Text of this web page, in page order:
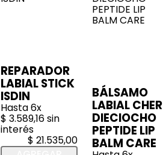
REPARADOR
LABIAL STICK
ISDIN
Hasta6x
$ 3.589,16sin
interés
$ 21.535,00
BÁLSAMO
LABIAL CHER
DIECIOCHO
PEPTIDE LIP
BALM CARE